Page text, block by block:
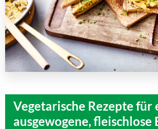
Vegetarische Rezepte für
ausgewogene, fleischlose